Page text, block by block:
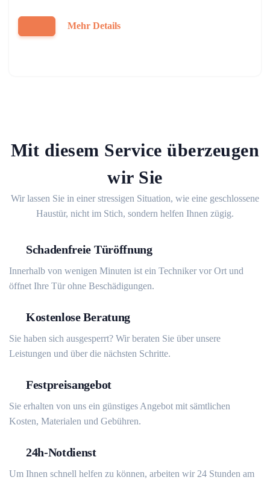
Mehr Details
Mit diesem Service überzeugen
wir Sie
Wir lassen Sie in einer stressigen Situation, wie eine geschlossene
Haustür, nicht im Stich, sondern helfen Ihnen zügig.
Schadenfreie Türöffnung
Innerhalb von wenigen Minuten ist ein Techniker vor Ort und
öffnet Ihre Tür ohne Beschädigungen.
Kostenlose Beratung
Sie haben sich ausgesperrt? Wir beraten Sie über unsere
Leistungen und über die nächsten Schritte.
Festpreisangebot
Sie erhalten von uns ein günstiges Angebot mit sämtlichen
Kosten, Materialen und Gebühren.
24h-Notdienst
Um Ihnen schnell helfen zu können, arbeiten wir 24 Stunden am